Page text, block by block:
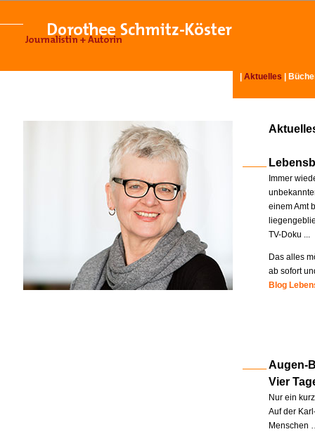
Aktuelles
Immer
einem Amt
TV-Doku ...
Das alles
ab sofort
Blog
Augen-
Vier
Nur ein
Auf der
Menschen